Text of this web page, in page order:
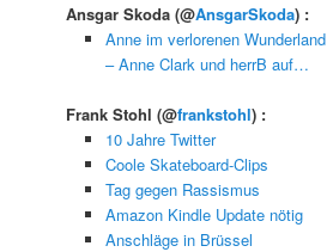
Ansgar Skoda(@AnsgarSkoda) :
Anne im verlorenen Wunderland
– Anne Clark und herrB auf…
Frank Stohl(@frankstohl) :
10 Jahre Twitter
Coole Skateboard-Clips
Tag gegen Rassismus
Amazon Kindle Update nötig
Anschläge in Brüssel